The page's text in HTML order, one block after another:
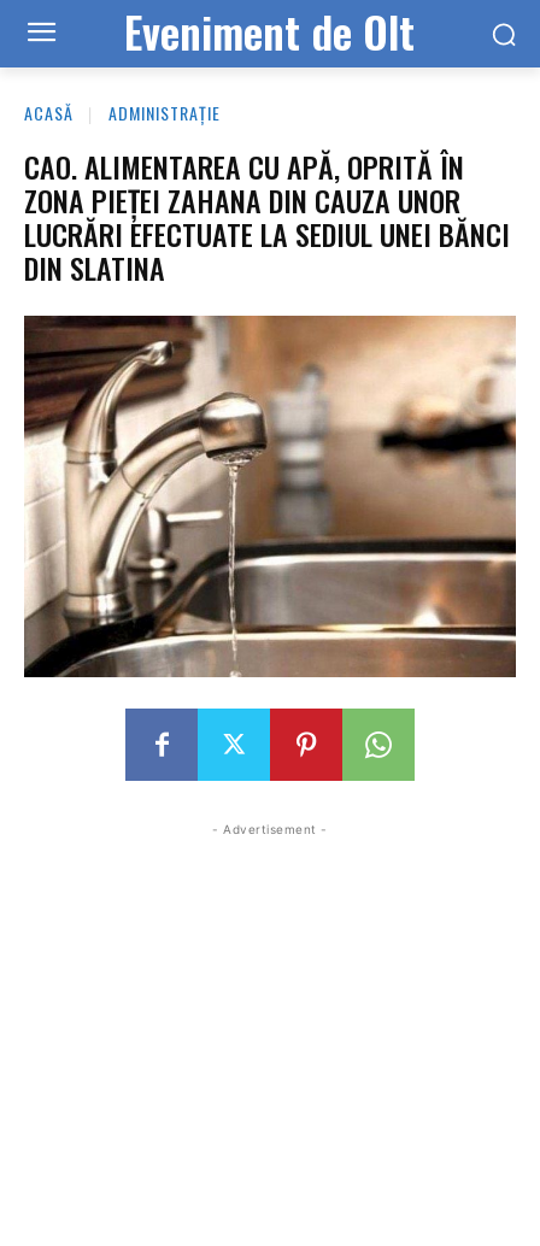
Eveniment de Olt
ACASĂ ADMINISTRAȚIE
CAO. ALIMENTAREA CU APĂ, OPRITĂ ÎN
ZONA PIEȚEI ZAHANA DIN CAUZA UNOR
LUCRĂRI EFECTUATE LA SEDIUL UNEI BĂNCI
DIN SLATINA
- Advertisement -